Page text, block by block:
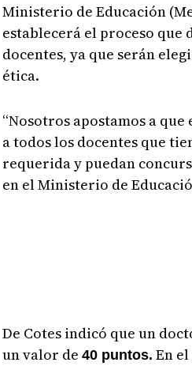
Ministerio de Educación
establecerá el proceso
docentes, ya que serán
ética.
“Nosotros apostamos a
a todos los docentes que
requerida y puedan
en el Ministerio de
De Cotes indicó que un
un valor de 40 puntos. En